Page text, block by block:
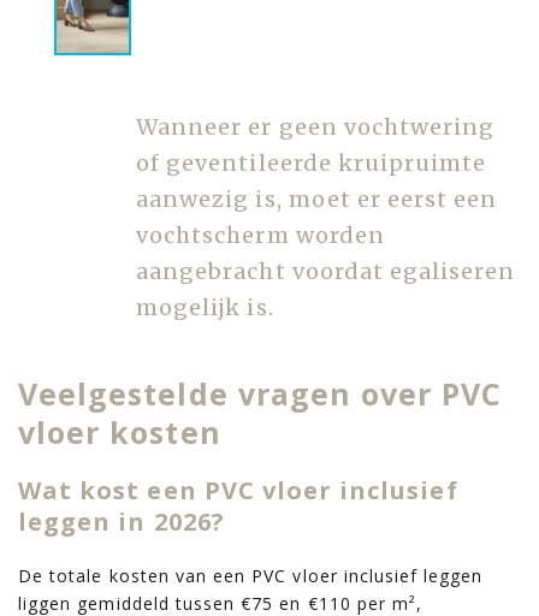
Wanneer er geen vochtwering
of geventileerde kruipruimte
aanwezig is, moet er eerst een
vochtscherm worden
aangebracht voordat egaliseren
mogelijk is.
Veelgestelde vragen over PVC
vloer kosten
Wat kost een PVC vloer inclusief
leggen in 2026?
De totale kosten van een PVC vloer inclusief leggen
liggen gemiddeld tussen €75 en €110 per m²,